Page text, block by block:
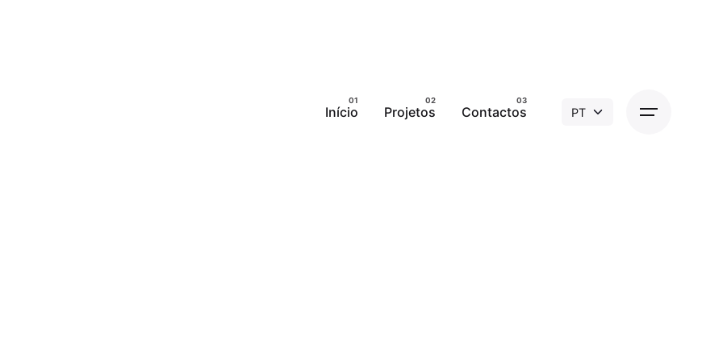
Início Projetos Contactos